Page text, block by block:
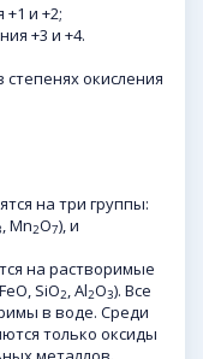
и +2;
+3 и +4.
окисления
на три группы:
, Mn2O7), и
на растворимые
SiO2 , Al2O3). Все
в воде. Среди
только оксиды